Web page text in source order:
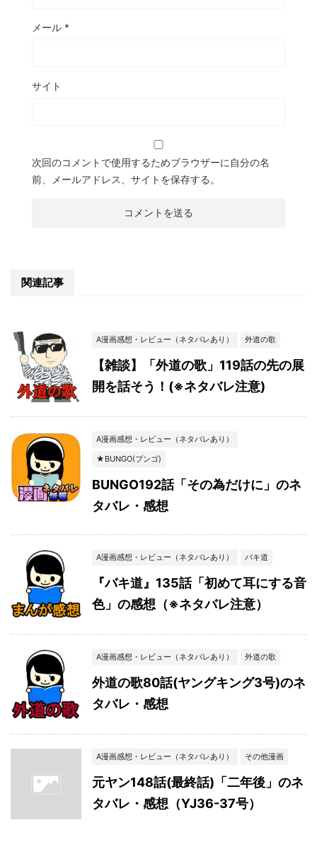
メール *
サイト
次回のコメントで使用するためブラウザーに自分の名
前、メールアドレス、サイトを保存する。
関連記事
A漫画感想・レビュー（ネタバレあり） 外道の歌
【雑談】「外道の歌」119話の先の展
開を話そう！(※ネタバレ注意)
A漫画感想・レビュー（ネタバレあり）
★BUNGO(ブンゴ)
BUNGO192話「その為だけに」のネ
タバレ・感想
A漫画感想・レビュー（ネタバレあり） バキ道
『バキ道』135話「初めて耳にする音
色」の感想（※ネタバレ注意）
A漫画感想・レビュー（ネタバレあり） 外道の歌
外道の歌80話(ヤングキング3号)のネ
タバレ・感想
A漫画感想・レビュー（ネタバレあり） その他漫画
元ヤン148話(最終話)「二年後」のネ
タバレ・感想（YJ36-37号）